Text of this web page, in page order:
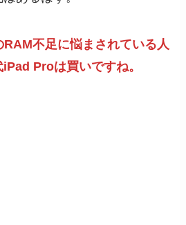
不足に悩まされている人
Proは買いですね。